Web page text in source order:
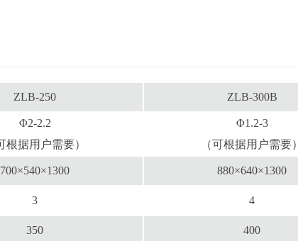
ZLB-250 ZLB-300B
Φ2-2.2
根据用户需要）
Φ1.2-3
（可根据用户需要）
700×540×1300 880×640×1300
3 4
350 400